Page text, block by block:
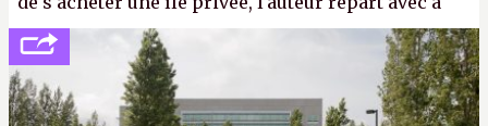
peine 2 000 dollars en poche. C'est toujours plus
cher payé que le temps passé à dev, mais ça
apprendra aux petits malins qu'on ne braque pas